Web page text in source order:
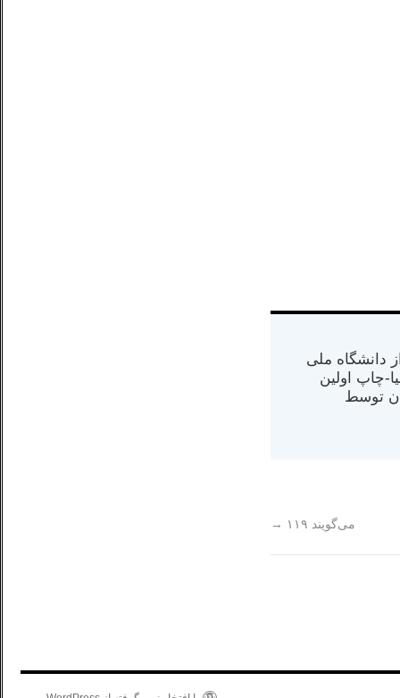
از دانشگاه ملی
در کالیفرنیا-چاپ اولین
در سال ۱۳۸۴ در ایران توسط
می‌گویند ۱۱۹ →